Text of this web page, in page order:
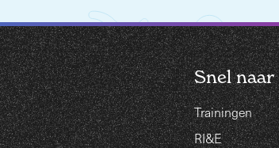
Snel naar
Trainingen
RI&E